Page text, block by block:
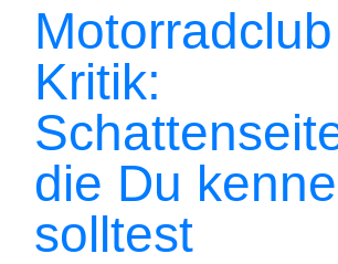
Motorradclub
Kritik:
die Du
solltest